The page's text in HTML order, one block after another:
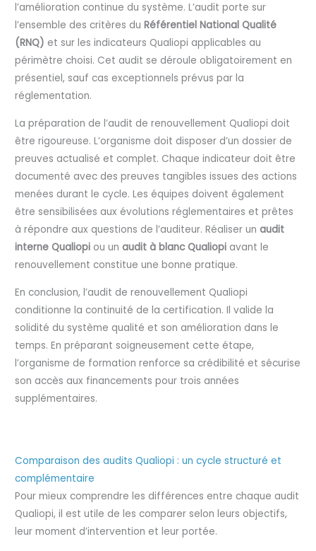
l’amélioration continue du système. L’audit porte sur
l’ensemble des critères duRéférentiel National Qualité
(RNQ) et sur les indicateurs Qualiopi applicables au
périmètre choisi. Cet audit se déroule obligatoirement en
présentiel, sauf cas exceptionnels prévus par la
réglementation.
La préparation de l’audit de renouvellement Qualiopi doit
être rigoureuse. L’organisme doit disposer d’un dossier de
preuves actualisé et complet. Chaque indicateur doit être
documenté avec des preuves tangibles issues des actions
menées durant le cycle. Les équipes doivent également
être sensibilisées aux évolutions réglementaires et prêtes
à répondre aux questions de l’auditeur. Réaliser unaudit
interne Qualiopi ou unaudit à blanc Qualiopi avant le
renouvellement constitue une bonne pratique.
En conclusion, l’audit de renouvellement Qualiopi
conditionne la continuité de la certification. Il valide la
solidité du système qualité et son amélioration dans le
temps. En préparant soigneusement cette étape,
l’organisme de formation renforce sa crédibilité et sécurise
son accès aux financements pour trois années
supplémentaires.
Comparaison des audits Qualiopi : un cycle structuré et
complémentaire
Pour mieux comprendre les différences entre chaque audit
Qualiopi, il est utile de les comparer selon leurs objectifs,
leur moment d’intervention et leur portée.